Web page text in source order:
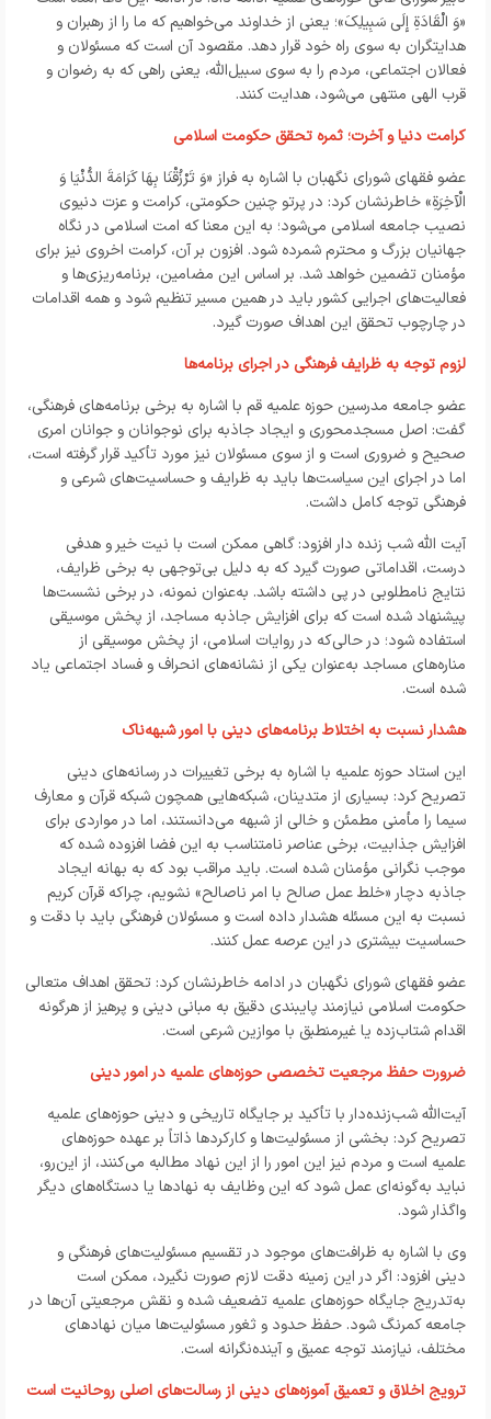
«وَ الْقَادَةِ إِلَی سَبِیلِکَ»؛ یعنی از خداوند می‌خواهیم که ما را از رهبران و
هدایتگران به سوی راه خود قرار دهد. مقصود آن است که مسئولان و
فعالان اجتماعی، مردم را به سوی سبیل‌الله، یعنی راهی که به رضوان و
قرب الهی منتهی می‌شود، هدایت کنند.
کرامت دنیا و آخرت؛ ثمره تحقق حکومت اسلامی
عضو فقهای شورای نگهبان با اشاره به فراز «وَ تَرْزُقْنَا بِهَا کَرَامَةَ الدُّنْیَا وَ
الْآخِرَةِ» خاطرنشان کرد: در پرتو چنین حکومتی، کرامت و عزت دنیوی
نصیب جامعه اسلامی می‌شود؛ به این معنا که امت اسلامی در نگاه
جهانیان بزرگ و محترم شمرده شود. افزون بر آن، کرامت اخروی نیز برای
مؤمنان تضمین خواهد شد. بر اساس این مضامین، برنامه‌ریزی‌ها و
فعالیت‌های اجرایی کشور باید در همین مسیر تنظیم شود و همه اقدامات
در چارچوب تحقق این اهداف صورت گیرد.
لزوم توجه به ظرایف فرهنگی در اجرای برنامه‌ها
عضو جامعه مدرسین حوزه علمیه قم با اشاره به برخی برنامه‌های فرهنگی،
گفت: اصل مسجدمحوری و ایجاد جاذبه برای نوجوانان و جوانان امری
صحیح و ضروری است و از سوی مسئولان نیز مورد تأکید قرار گرفته است،
اما در اجرای این سیاست‌ها باید به ظرایف و حساسیت‌های شرعی و
فرهنگی توجه کامل داشت.
آیت الله شب زنده دار افزود: گاهی ممکن است با نیت خیر و هدفی
درست، اقداماتی صورت گیرد که به دلیل بی‌توجهی به برخی ظرایف،
نتایج نامطلوبی در پی داشته باشد. به‌عنوان نمونه، در برخی نشست‌ها
پیشنهاد شده است که برای افزایش جاذبه مساجد، از پخش موسیقی
استفاده شود؛ در حالی‌که در روایات اسلامی، از پخش موسیقی از
مناره‌های مساجد به‌عنوان یکی از نشانه‌های انحراف و فساد اجتماعی یاد
شده است.
هشدار نسبت به اختلاط برنامه‌های دینی با امور شبهه‌ناک
این استاد حوزه علمیه با اشاره به برخی تغییرات در رسانه‌های دینی
تصریح کرد: بسیاری از متدینان، شبکه‌هایی همچون شبکه قرآن و معارف
سیما را مأمنی مطمئن و خالی از شبهه می‌دانستند، اما در مواردی برای
افزایش جذابیت، برخی عناصر نامتناسب به این فضا افزوده شده که
موجب نگرانی مؤمنان شده است. باید مراقب بود که به بهانه ایجاد
جاذبه دچار «خلط عمل صالح با امر ناصالح» نشویم، چراکه قرآن کریم
نسبت به این مسئله هشدار داده است و مسئولان فرهنگی باید با دقت و
حساسیت بیشتری در این عرصه عمل کنند.
عضو فقهای شورای نگهبان در ادامه خاطرنشان کرد: تحقق اهداف متعالی
حکومت اسلامی نیازمند پایبندی دقیق به مبانی دینی و پرهیز از هرگونه
اقدام شتاب‌زده یا غیرمنطبق با موازین شرعی است.
ضرورت حفظ مرجعیت تخصصی حوزه‌های علمیه در امور دینی
آیت‌الله شب‌زنده‌دار با تأکید بر جایگاه تاریخی و دینی حوزه‌های علمیه
تصریح کرد: بخشی از مسئولیت‌ها و کارکردها ذاتاً بر عهده حوزه‌های
علمیه است و مردم نیز این امور را از این نهاد مطالبه می‌کنند، از این‌رو،
نباید به‌گونه‌ای عمل شود که این وظایف به نهادها یا دستگاه‌های دیگر
واگذار شود.
وی با اشاره به ظرافت‌های موجود در تقسیم مسئولیت‌های فرهنگی و
دینی افزود: اگر در این زمینه دقت لازم صورت نگیرد، ممکن است
به‌تدریج جایگاه حوزه‌های علمیه تضعیف شده و نقش مرجعیتی آن‌ها در
جامعه کمرنگ شود. حفظ حدود و ثغور مسئولیت‌ها میان نهادهای
مختلف، نیازمند توجه عمیق و آینده‌نگرانه است.
ترویج اخلاق و تعمیق آموزه‌های دینی از رسالت‌های اصلی روحانیت است